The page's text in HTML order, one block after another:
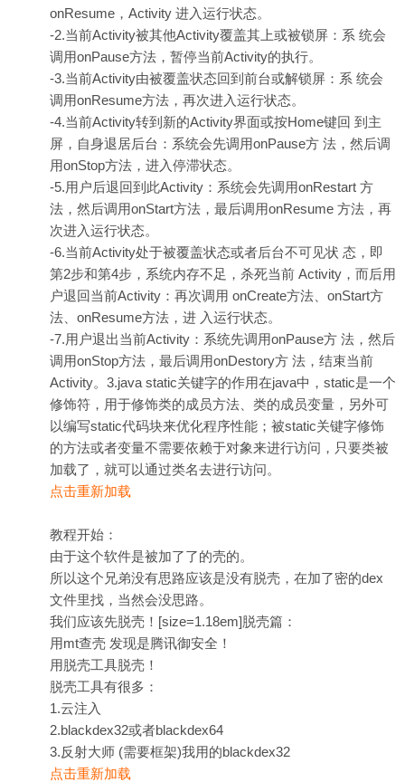
onResume，Activity 进入运行状态。
-2.当前Activity被其他Activity覆盖其上或被锁屏：系 统会
调用onPause方法，暂停当前Activity的执行。
-3.当前Activity由被覆盖状态回到前台或解锁屏：系 统会
调用onResume方法，再次进入运行状态。
-4.当前Activity转到新的Activity界面或按Home键回 到主
屏，自身退居后台：系统会先调用onPause方 法，然后调
用onStop方法，进入停滞状态。
-5.用户后退回到此Activity：系统会先调用onRestart 方
法，然后调用onStart方法，最后调用onResume 方法，再
次进入运行状态。
-6.当前Activity处于被覆盖状态或者后台不可见状 态，即
第2步和第4步，系统内存不足，杀死当前 Activity，而后用
户退回当前Activity：再次调用 onCreate方法、onStart方
法、onResume方法，进 入运行状态。
-7.用户退出当前Activity：系统先调用onPause方 法，然后
调用onStop方法，最后调用onDestory方 法，结束当前
Activity。3.java static关键字的作用在java中，static是一个
修饰符，用于修饰类的成员方法、类的成员变量，另外可
以编写static代码块来优化程序性能；被static关键字修饰
的方法或者变量不需要依赖于对象来进行访问，只要类被
加载了，就可以通过类名去进行访问。
点击重新加载
教程开始：
由于这个软件是被加了了的壳的。
所以这个兄弟没有思路应该是没有脱壳，在加了密的dex
文件里找，当然会没思路。
我们应该先脱壳！[size=1.18em]脱壳篇：
用mt查壳 发现是腾讯御安全！
用脱壳工具脱壳！
脱壳工具有很多：
1.云注入
2.blackdex32或者blackdex64
3.反射大师 (需要框架)我用的blackdex32
点击重新加载